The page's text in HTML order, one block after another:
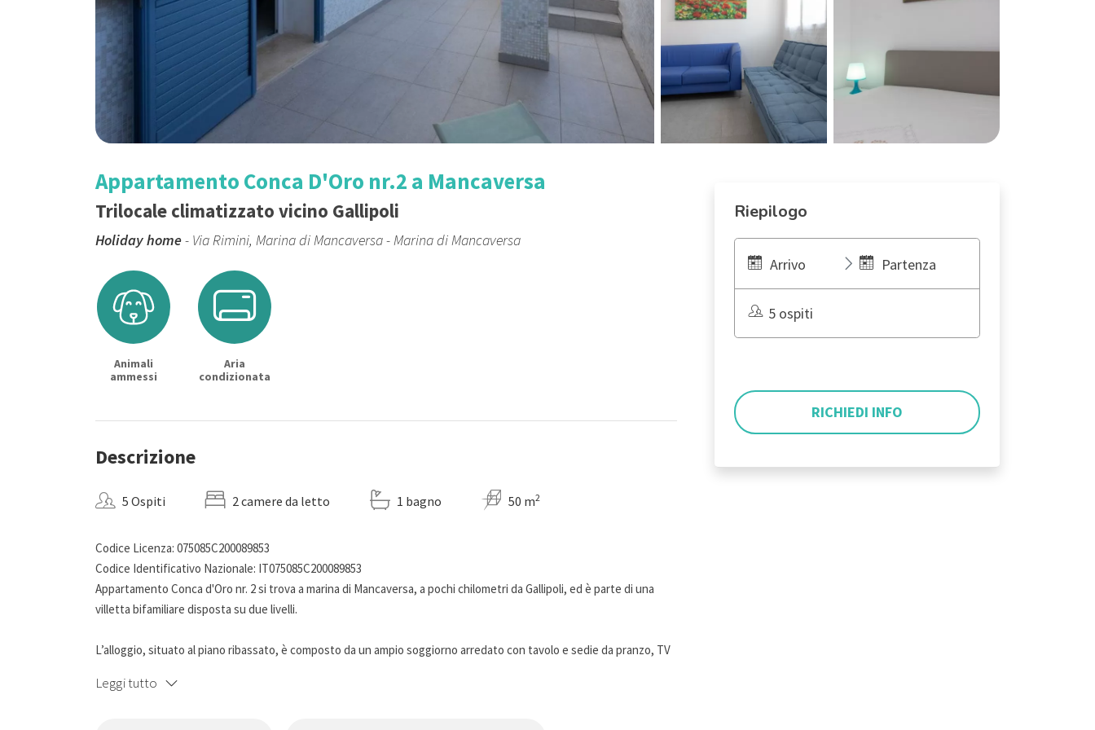
Appartamento Conca D'Oro nr.2 a Mancaversa
Trilocale climatizzato vicino Gallipoli
Holiday home- Via Rimini, Marina di Mancaversa - Marina di Mancaversa
Animali
ammessi
Aria
condizionata
Descrizione
5 Ospiti 2 camere da letto 1 bagno 50 m2
Codice Licenza: 075085C200089853
Codice Identificativo Nazionale: IT075085C200089853
Appartamento Conca d'Oro nr. 2 si trova a marina di Mancaversa, a pochi chilometri da Gallipoli, ed è parte di una
villetta bifamiliare disposta su due livelli.
L’alloggio, situato al piano ribassato, è composto da un ampio soggiorno arredato con tavolo e sedie da pranzo, TV
dei pasti. La zona notte comprende una camera da letto matrimoniale climatizzata e una camera doppia anch’essa
Leggi tutto
Riepilogo
Arrivo Partenza
5 ospiti
RICHIEDI INFO